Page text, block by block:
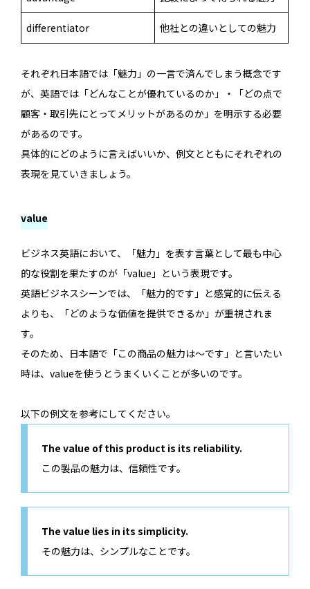
differentiator 他社との違いとしての魅力
それぞれ日本語では「魅力」の一言で済んでしまう概念です
が、英語では「どんなことが優れているのか」・「どの点で
顧客・取引先にとってメリットがあるのか」を明示する必要
があるのです。
具体的にどのように言えばいいか、例文とともにそれぞれの
表現を見ていきましょう。
value
ビジネス英語において、「魅力」を表す言葉として最も中心
的な役割を果たすのが「value」という表現です。
英語ビジネスシーンでは、「魅力的です」と感覚的に伝える
よりも、「どのような価値を提供できるか」が重視されま
す。
そのため、日本語で「この商品の魅力は〜です」と言いたい
時は、valueを使うとうまくいくことが多いのです。
以下の例文を参考にしてください。
The value of this product is its reliability.
この製品の魅力は、信頼性です。
The value lies in its simplicity.
その魅力は、シンプルなことです。